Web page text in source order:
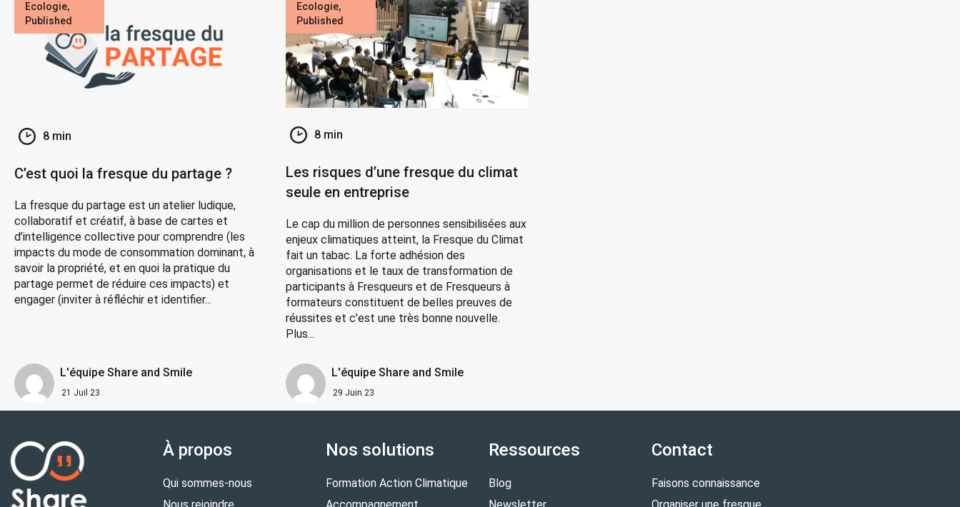
Ecologie,
Published
8 min
C’est quoi la fresque du partage ?
La fresque du partage est un atelier ludique,
collaboratif et créatif, à base de cartes et
d’intelligence collective pour comprendre (les
impacts du mode de consommation dominant, à
savoir la propriété, et en quoi la pratique du
partage permet de réduire ces impacts) et
engager (inviter à réfléchir et identifier...
L'équipe Share and Smile
21 Juil 23
Ecologie,
Published
8 min
Les risques d’une fresque du climat
seule en entreprise
Le cap du million de personnes sensibilisées aux
enjeux climatiques atteint, la Fresque du Climat
fait un tabac. La forte adhésion des
organisations et le taux de transformation de
participants à Fresqueurs et de Fresqueurs à
formateurs constituent de belles preuves de
réussites et c'est une très bonne nouvelle.
Plus...
L'équipe Share and Smile
29 Juin 23
À propos
Qui sommes-nous
Nos solutions
Formation Action Climatique
Ressources
Blog
Contact
Faisons connaissance